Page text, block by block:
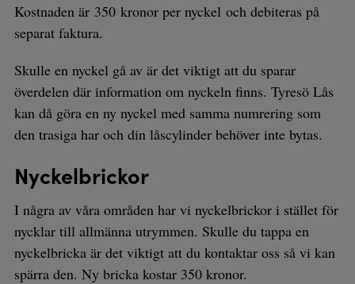
Kostnaden är 350 kronor per nyckel och debiteras på
separat faktura.
Skulle en nyckel gå av är det viktigt att du sparar
överdelen där information om nyckeln finns. Tyresö Lås
kan då göra en ny nyckel med samma numrering som
den trasiga har och din låscylinder behöver inte bytas.
Nyckelbrickor
I några av våra områden har vi nyckelbrickor i stället för
nycklar till allmänna utrymmen. Skulle du tappa en
nyckelbricka är det viktigt att du kontaktar oss så vi kan
spärra den. Ny bricka kostar 350 kronor.